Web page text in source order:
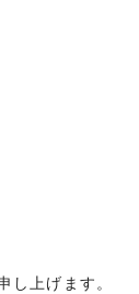
し上げます。